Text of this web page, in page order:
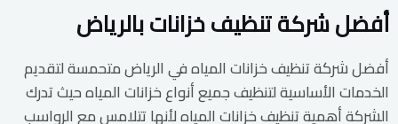
أفضل شركة تنظيف خزانات بالرياض
أفضل شركة تنظيف خزانات المياه في الرياض متحمسة لتقديم
الخدمات الأساسية لتنظيف جميع أنواع خزانات المياه حيث تدرك
الشركة أهمية تنظيف خزانات المياه لأنها تتلامس مع الرواسب